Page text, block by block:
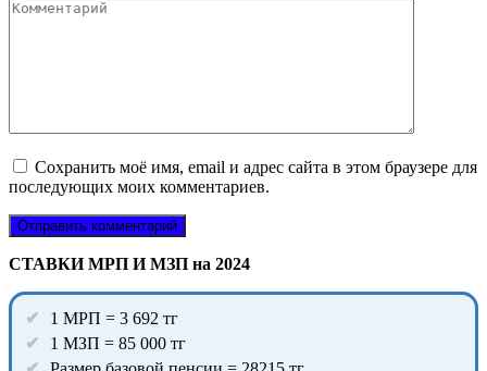
Сохранить моё имя, email и адрес сайта в этом браузере для
последующих моих комментариев.
СТАВКИ МРП И МЗП на 2024
1 МРП = 3 692 тг
1 МЗП = 85 000 тг